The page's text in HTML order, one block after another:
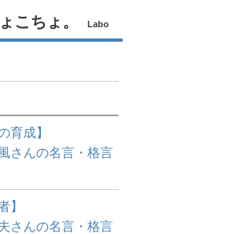
こちょ。 Labo
育成】
さんの名言・格言
】
さんの名言・格言